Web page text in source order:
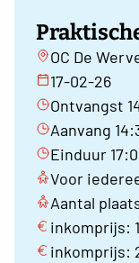
OC De
17-02-26
Ontvangst
Aanvang
Einduur
Voor
Aantal
inkomprijs:
inkomprijs: